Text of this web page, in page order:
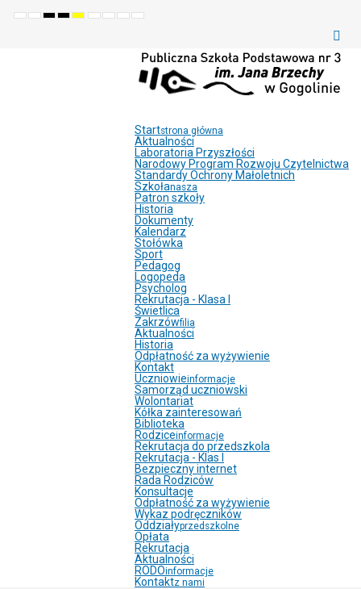
Default
NightHighHighHighSetSetMake
Set
Startstrona główna
Aktualności
Laboratoria Przyszłości
Narodowy Program Rozwoju Czytelnictwa
Standardy Ochrony Małoletnich
Szkołanasza
Patron szkoły
Historia
Dokumenty
Kalendarz
Stołówka
Sport
Pedagog
Logopeda
Psycholog
Rekrutacja - Klasa I
Świetlica
Zakrzówfilia
Aktualności
Historia
Odpłatność za wyżywienie
Kontakt
Uczniowieinformacje
Samorząd uczniowski
Wolontariat
Kółka zainteresowań
Biblioteka
Rodziceinformacje
Rekrutacja do przedszkola
Rekrutacja - Klas I
Bezpieczny internet
Rada Rodziców
Konsultacje
Odpłatność za wyżywienie
Wykaz podręczników
Oddziałyprzedszkolne
Opłata
Rekrutacja
Aktualności
RODOinformacje
Kontaktz nami